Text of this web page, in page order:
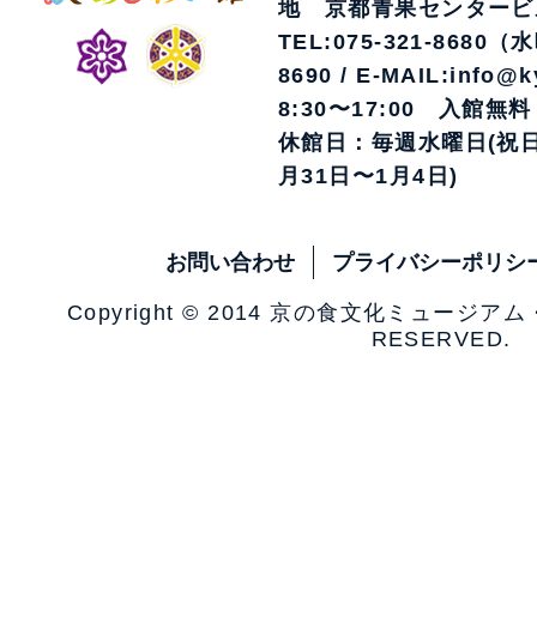
地 京都青果センタービ
TEL:075-321-8680（
8690 / E-
8:30〜17:00 入館無料
休館日：毎週水曜日(祝
月31日〜1月4日)
お問い合わせ プライバシーポリシ
Copyright © 2014 京の食文化ミュージア
RESERVED.